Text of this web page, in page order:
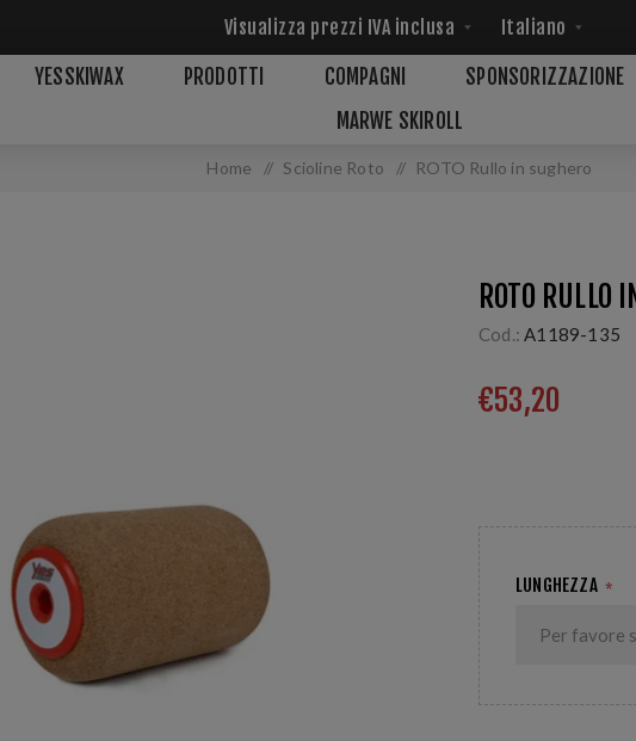
YESSKIWAX PRODOTTI COMPAGNI SPONSORIZZAZIONE
MARWE SKIROLL
Home / Scioline Roto / ROTO Rullo in sughero
ROTO RULLO
Cod.: A1189-135
€53,20
LUNGHEZZA *